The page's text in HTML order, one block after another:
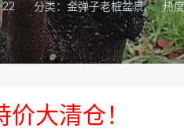
22 分类： 金弹子老桩盆景 热
大清仓！